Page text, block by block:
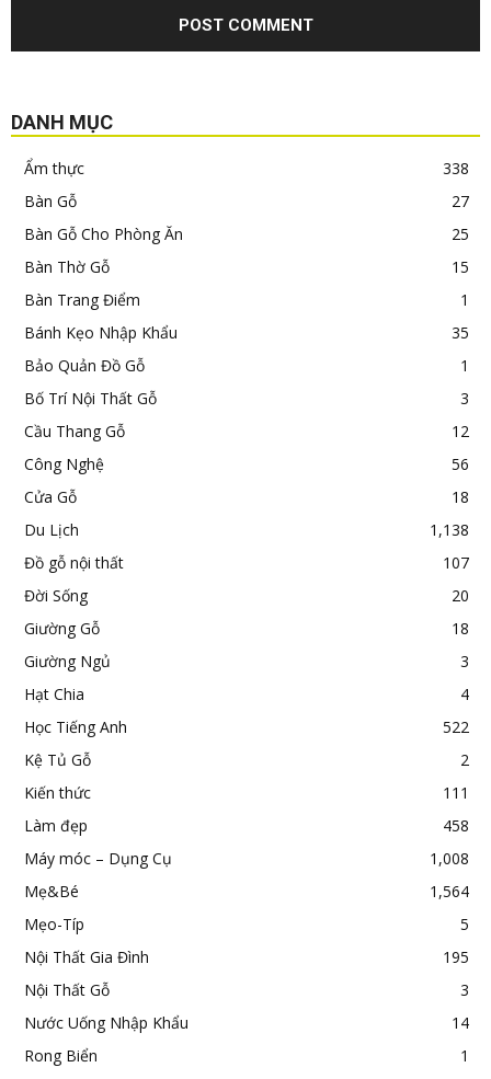
DANH MỤC
Ẩm thực
338
Bàn Gỗ
27
Bàn Gỗ Cho Phòng Ăn
25
Bàn Thờ Gỗ
15
Bàn Trang Điểm
1
Bánh Kẹo Nhập Khẩu
35
Bảo Quản Đồ Gỗ
1
Bố Trí Nội Thất Gỗ
3
Cầu Thang Gỗ
12
Công Nghệ
56
Cửa Gỗ
18
Du Lịch
1,138
Đồ gỗ nội thất
107
Đời Sống
20
Giường Gỗ
18
Giường Ngủ
3
Hạt Chia
4
Học Tiếng Anh
522
Kệ Tủ Gỗ
2
Kiến thức
111
Làm đẹp
458
Máy móc – Dụng Cụ
1,008
Mẹ&Bé
1,564
Mẹo-Típ
5
Nội Thất Gia Đình
195
Nội Thất Gỗ
3
Nước Uống Nhập Khẩu
14
Rong Biển
1